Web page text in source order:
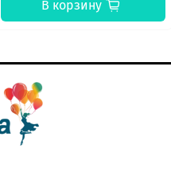
В корзину